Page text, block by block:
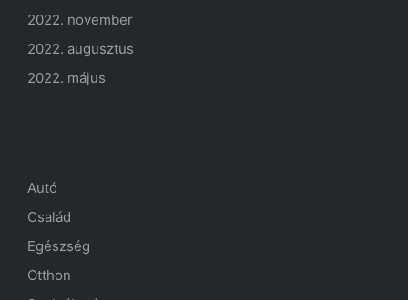
2022. november
2022. augusztus
2022. május
Autó
Család
Egészség
Otthon